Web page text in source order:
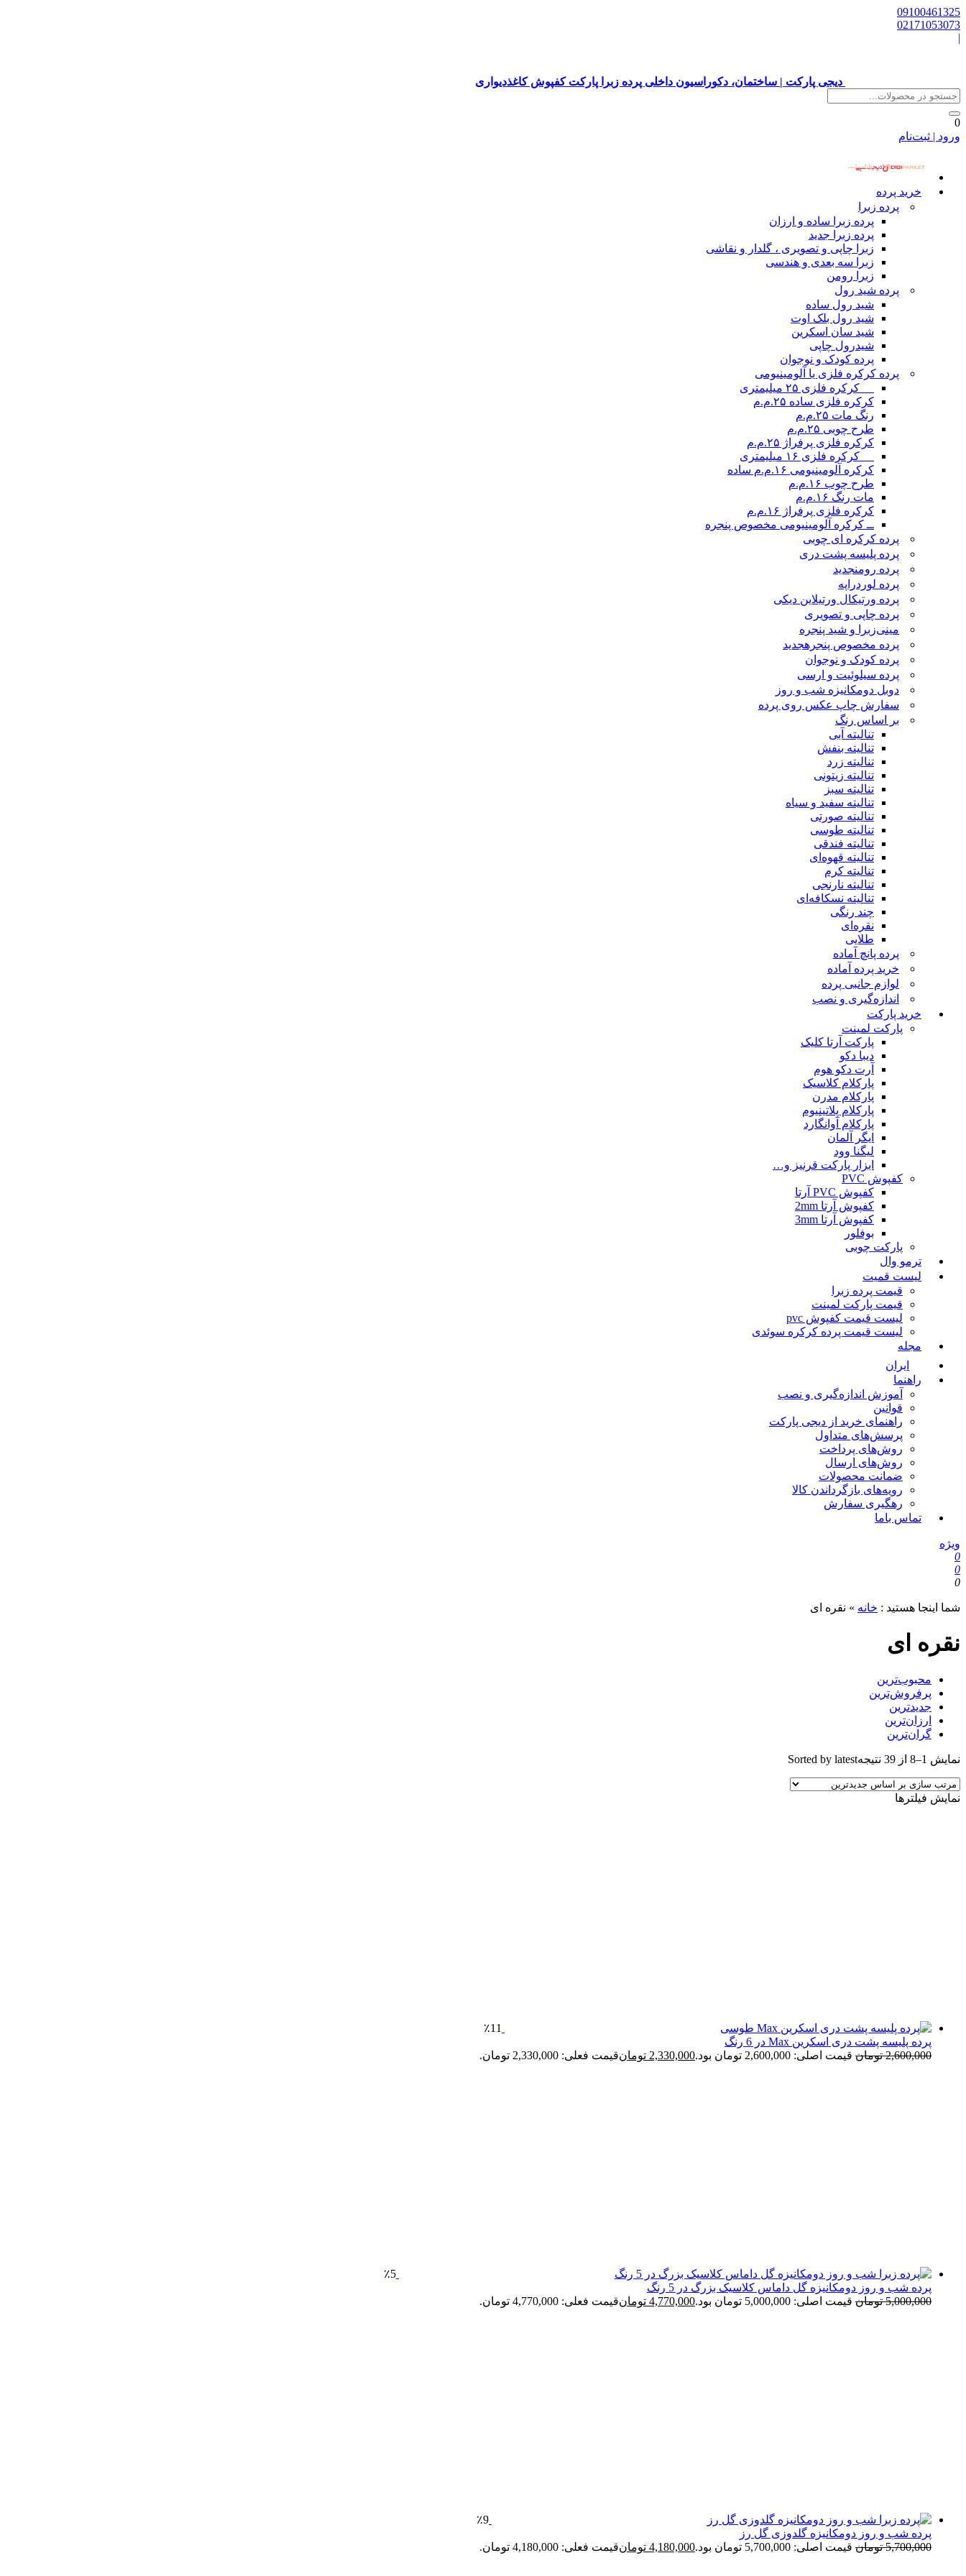
09100461325
02171053073
|
دیجی پارکت | ساختمان، دکوراسیون داخلی پرده زبرا پارکت کفپوش کاغذدیواری
0
ورود | ثبت‌نام
خرید پرده
پرده زبرا
پرده زبرا ساده و ارزان
پرده زبرا جدید
زبرا چاپی و تصویری ، گلدار و نقاشی
زبرا سه بعدی و هندسی
زبرا رومن
پرده شید رول
شید رول ساده
شید رول بلک اوت
شید سان اسکرین
شیدرول چاپی
پرده کودک و نوجوان
پرده کرکره فلزی یا آلومینیومی
__ کرکره فلزی ۲۵ میلیمتری
کرکره فلزی ساده ۲۵.م.م
رنگ مات ۲۵.م.م
طرح چوبی ۲۵.م.م
کرکره فلزی پرفراژ ۲۵.م.م
__ کرکره فلزی ۱۶ میلیمتری
کرکره آلومینیومی ۱۶.م.م ساده
طرح چوب ۱۶.م.م
مات رنگ ۱۶.م.م
کرکره فلزی پرفراژ ۱۶.م.م
ــ کرکره آلومینیومی مخصوص پنجره
پرده کرکره ای چوبی
پرده پلیسه پشت دری
پرده رومنجدید
پرده لوردراپه
پرده ورتیکال ورتیلاین دیکی
پرده چاپی و تصویری
مینی‌زبرا و شید پنجره
پرده مخصوص پنجرهجدید
پرده کودک و نوجوان
پرده سیلوئیت و ارسی
دوبل دومکانیزه شب و روز
سفارش چاپ عکس روی پرده
بر اساس رنگ
تنالیته آبی
تنالیته بنفش
تنالیته زرد
تنالیته زیتونی
تنالیته سبز
تنالیته سفید و سیاه
تنالیته صورتی
تنالیته طوسی
تنالیته فندقی
تنالیته قهوه‌ای
تنالیته کرم
تنالیته نارنجی
تنالیته نسکافه‌ای
چند رنگی
نقره‌ای
طلایی
پرده پانچ آماده
خرید پرده آماده
لوازم جانبی پرده
اندازه‌گیری و نصب
خرید پارکت
پارکت لمینت
پارکت آرتا کلیک
دیبا دکو
آرت دکو هوم
پارکلام کلاسیک
پارکلام مدرن
پارکلام پلاتینیوم
پارکلام آوانگارد
ایگر آلمان
لیگنا وود
ابزار پارکت قرنیز و…
کفپوش PVC
کفپوش PVC آرتا
کفپوش آرتا 2mm
کفپوش آرتا 3mm
بوفلور
پارکت چوبی
ترمو وال
لیست قمیت
قیمت پرده زبرا
قیمت پارکت لمینت
لیست قیمت کفپوش pvc
لیست قیمت پرده کرکره سوئدی
مجله
ایران
راهنما
آموزش اندازه‌گیری و نصب
قوانین
راهنمای خرید از دیجی پارکت
پرسش‌های متداول
روش‌های پرداخت
روش‌های ارسال
ضمانت محصولات
رویه‌های بازگرداندن کالا
رهگیری سفارش
تماس باما
ویژه
0
0
0
شما اینجا هستید : خانه » نقره ای
نقره ای
محبوب‌ترین
پرفروش‌ترین
جدیدترین
ارزان‌ترین
گران‌ترین
نمایش 1–8 از 39 نتیجه Sorted by latest
نمایش فیلترها
٪11
پرده پلیسه پشت دری اسکرین Max در 6 رنگ
2,600,000 تومان قیمت اصلی: 2,600,000 تومان بود. 2,330,000 تومانقیمت فعلی: 2,330,000 تومان.
٪5
پرده شب و روز دومکانیزه گل داماس کلاسیک بزرگ در 5 رنگ
5,000,000 تومان قیمت اصلی: 5,000,000 تومان بود. 4,770,000 تومانقیمت فعلی: 4,770,000 تومان.
٪9
پرده شب و روز دومکانیزه گلدوزی گل رز
5,700,000 تومان قیمت اصلی: 5,700,000 تومان بود. 4,180,000 تومانقیمت فعلی: 4,180,000 تومان.